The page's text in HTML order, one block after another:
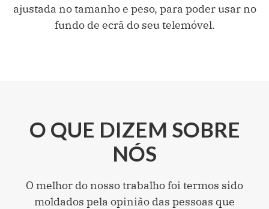
ajustada no tamanho e peso, para poder usar no
fundo de ecrã do seu telemóvel.
O QUE DIZEM SOBRE
NÓS
O melhor do nosso trabalho foi termos sido
moldados pela opinião das pessoas que